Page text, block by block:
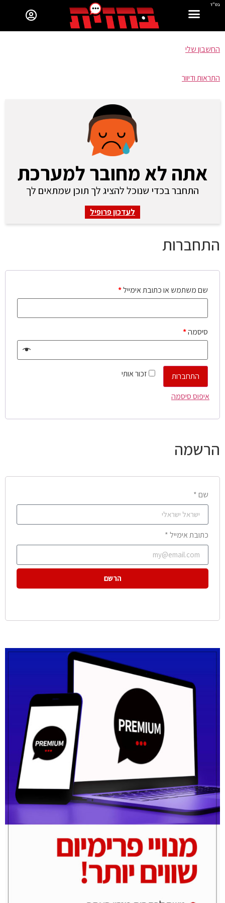
בס"ד
החשבון שלי
התראות ודיוור
אתה לא מחובר למערכת
התחבר בכדי שנוכל להציג לך תוכן שמתאים לך
לעדכון פרופיל
התחברות
שם משתמש או כתובת אימייל*
סיסמה*
זכור אותי
התחברות
איפוס סיסמה
הרשמה
שם *
כתובת אימייל *
הרשם